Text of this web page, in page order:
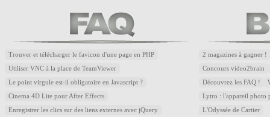
Trouver et télécharger le favicon d'une page en PHP
Utiliser VNC à la place de TeamViewer
Le point virgule est-il obligatoire en Javascript ?
Cinema 4D Lite pour After Effects
Enregistrer les clics sur des liens externes avec jQuery
2 magazines à gagner !
Concours video2brain
Découvrez les FAQ !
Lytro : l'appareil photo
L'Odyssée de Cartier